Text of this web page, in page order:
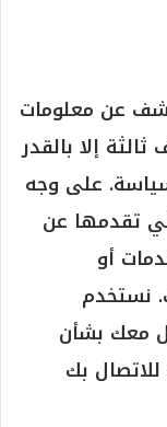
عن معلومات
إلا بالقدر
على وجه
تقدمها عن
أو
نستخدم
معك بشأن
بك